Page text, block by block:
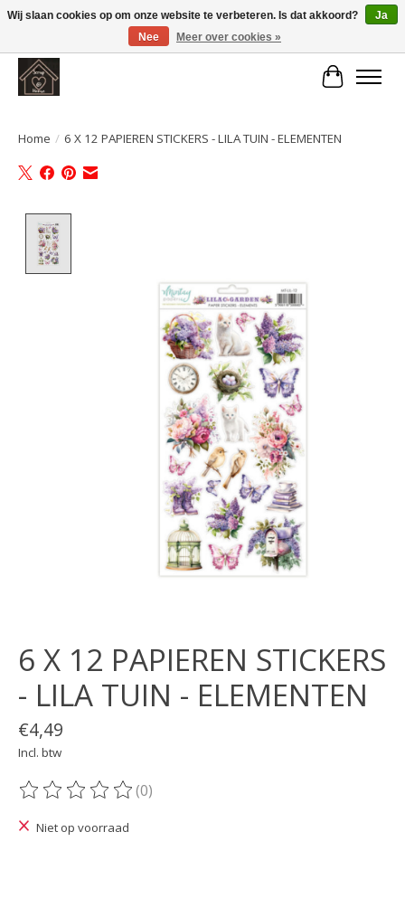
Large selection of products and fast shipping!
Home / 6 X 12 PAPIEREN STICKERS - LILA TUIN - ELEMENTEN
6 X 12 PAPIEREN STICKERS
- LILA TUIN - ELEMENTEN
€4,49
Incl. btw
De beoordeling van dit product is
(0)
Niet op voorraad
Wij slaan cookies op om onze website te verbeteren. Is dat akkoord?
Ja
Nee
Meer over cookies »